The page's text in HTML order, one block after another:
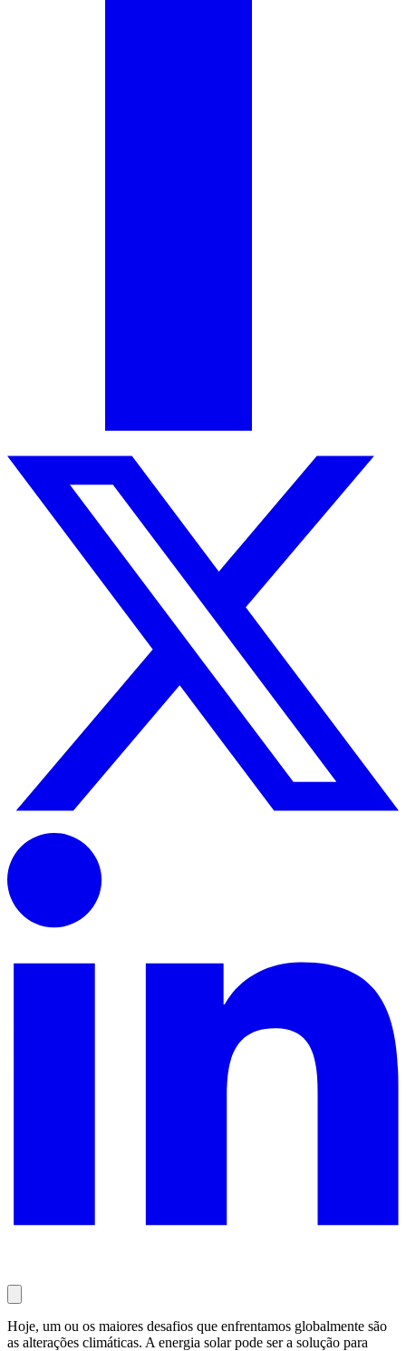
Hoje, um ou os maiores desafios que enfrentamos globalmente são
as alterações climáticas. A energia solar pode ser a solução para